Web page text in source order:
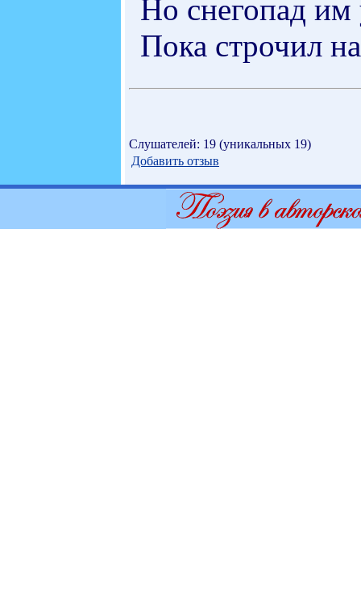
Но снегопад им
Пока строчил
Слушателей: 19 (уникальных 19)
Добавить отзыв